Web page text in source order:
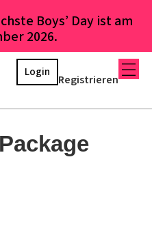
Boys’ Day ist am
2026.
Registrieren
Login